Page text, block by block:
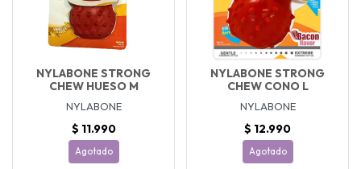
NYLABONE STRONG
CHEW HUESO M
NYLABONE
$ 11.990
Agotado
NYLABONE STRONG
CHEW CONO L
NYLABONE
$ 12.990
Agotado